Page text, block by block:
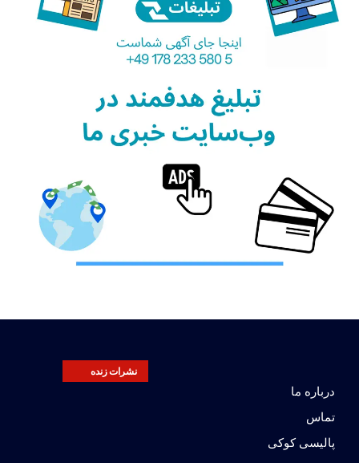
نشرات زنده
درباره ما
تماس
پالیسی کوکی